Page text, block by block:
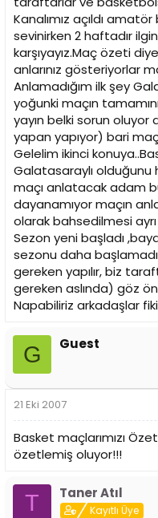
n
h
i
Kanalımız açıldı
sevinirken 2 haftadır
karşıyayız.Maç özeti
anlarınız gösteriyorlar
Anlamadığım ilk şey
yoğunki maçın
yayın belki sorun
yapan yapıyor) bari
Gelelim ikinci
Galatasaraylı
maçı anlatacak adam
dayanamıyor maçın
olarak bahsedilmesi
Sezon yeni başladı
sezonu daha
gereken yapılır, biz
gereken aslında) göz
Napabiliriz arkadaşlar
G Guest
21 Eki 2007
Basket maçlarımızı
özetlemiş oluyor!!!
T Taner Atıl
Kayıtlı Üye